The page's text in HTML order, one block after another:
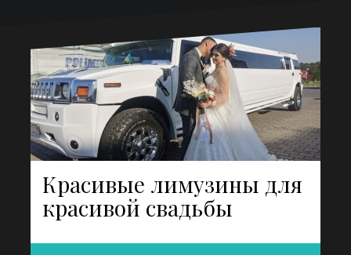
Красивые лимузины для
красивой свадьбы